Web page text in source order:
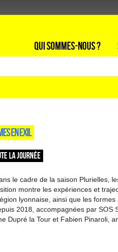
Qui sommes-nous ?
EN EXIL
LA JOURNÉE
le cadre de la saison Plurielles,
montre les expériences et
lyonnaise, ainsi que les formes
2018, accompagnées par SOS
Dupré la Tour et Fabien Pinaroli,